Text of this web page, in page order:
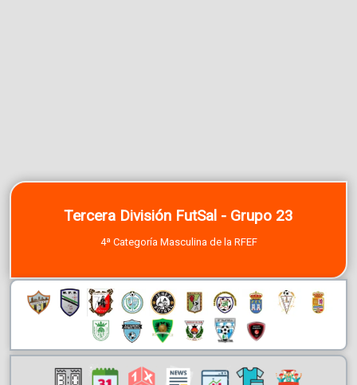
Tercera División FutSal - Grupo 23
4ª Categoría Masculina de la RFEF